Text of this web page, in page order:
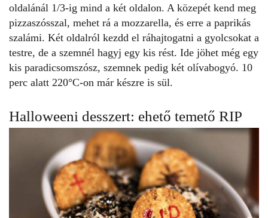
oldalánál 1/3-ig mind a két oldalon. A közepét kend meg
pizzaszósszal, mehet rá a mozzarella, és erre a paprikás
szalámi. Két oldalról kezdd el ráhajtogatni a gyolcsokat a
testre, de a szemnél hagyj egy kis rést. Ide jöhet még egy
kis paradicsomszósz, szemnek pedig két olívabogyó. 10
perc alatt 220°C-on már készre is sül.
Halloweeni desszert: ehető temető RIP